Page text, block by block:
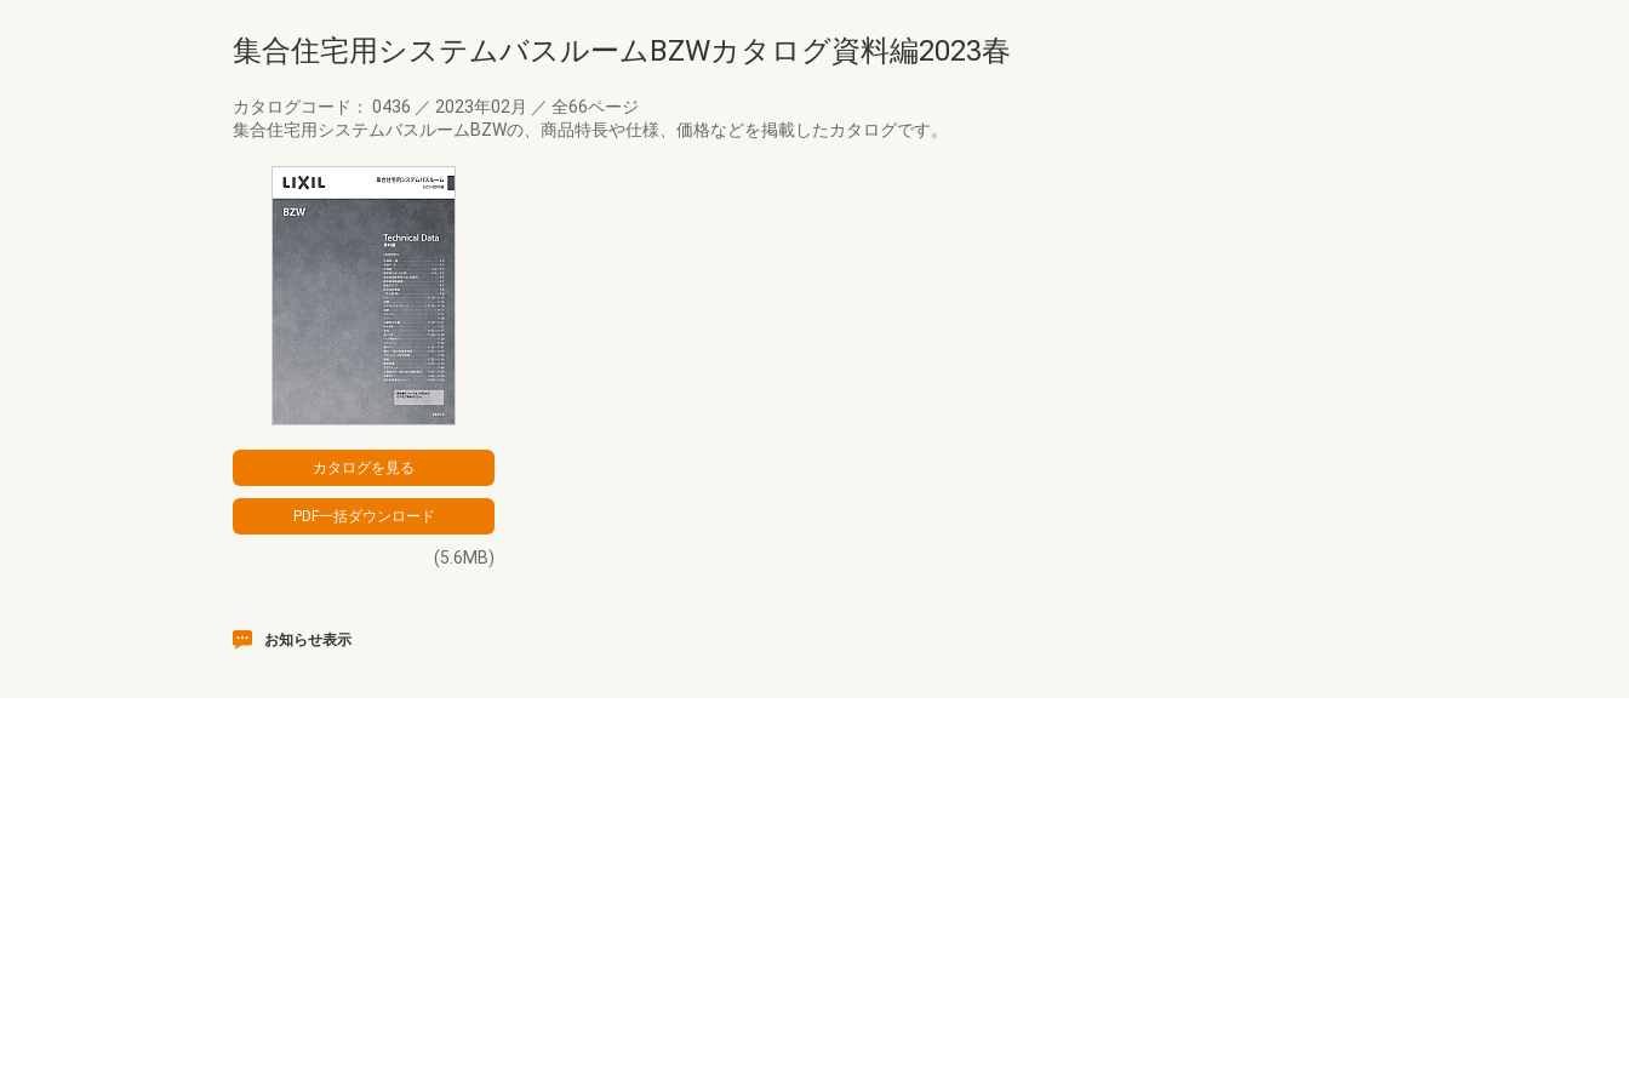
集合住宅用システムバスルームBZWカタログ資料編2023春
カタログコード： 0436 ／ 2023年02月 ／ 全66ページ
集合住宅用システムバスルームBZWの、商品特長や仕様、価格などを掲載したカタログです。
(5.6MB)
お知らせ表示